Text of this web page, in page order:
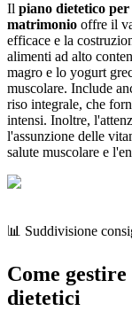
Il piano dietetico
matrimonio offre il
efficace e la
alimenti ad alto
magro e lo yogurt
muscolare. Include
riso integrale, che
intensi. Inoltre,
l'assunzione delle
salute muscolare e
📊 Suddivisione
Come
dietetici